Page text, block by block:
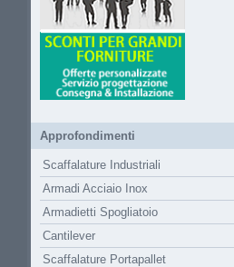
Approfondimenti
Scaffalature Industriali
Armadi Acciaio Inox
Armadietti Spogliatoio
Cantilever
Scaffalature Portapallet